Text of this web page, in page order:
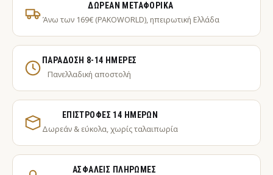
ΔΩΡΕΆΝ ΜΕΤΑΦΟΡΙΚΆ
Άνω των 169€ (PAKOWORLD), ηπειρωτική Ελλάδα
ΠΑΡΆΔΟΣΗ 8-14 ΗΜΈΡΕΣ
Πανελλαδική αποστολή
ΕΠΙΣΤΡΟΦΈΣ 14 ΗΜΕΡΏΝ
Δωρεάν & εύκολα, χωρίς ταλαιπωρία
ΑΣΦΑΛΕΊΣ ΠΛΗΡΩΜΈΣ